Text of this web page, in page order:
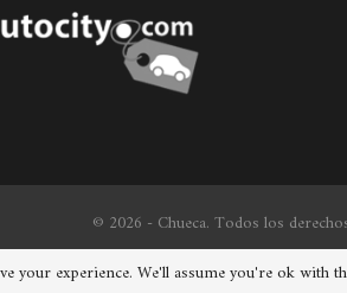
© 2026 - Chueca. Todos los
your experience. We'll assume you're ok with